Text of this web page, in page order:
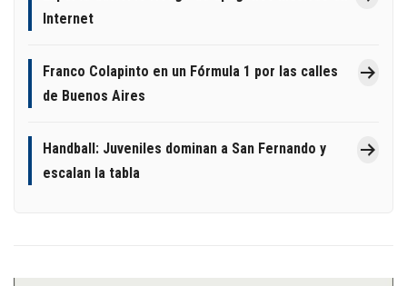
Internet
Franco Colapinto en un Fórmula 1 por las calles
de Buenos Aires
Handball: Juveniles dominan a San Fernando y
escalan la tabla